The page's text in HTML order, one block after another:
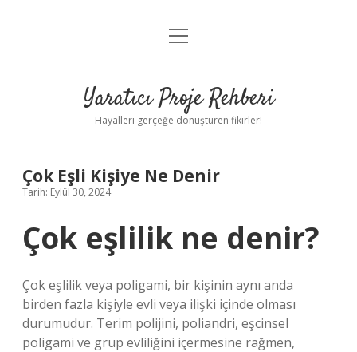
Anasayfa
Yasal Uyarı
menüyü
Yaratıcı Proje Rehberi
Hayalleri gerçeğe dönüştüren fikirler!
Çok Eşli Kişiye Ne Denir
Tarih: Eylül 30, 2024
Çok eşlilik ne denir?
Çok eşlilik veya poligami, bir kişinin aynı anda
birden fazla kişiyle evli veya ilişki içinde olması
durumudur. Terim polijini, poliandri, eşcinsel
poligami ve grup evliliğini içermesine rağmen,